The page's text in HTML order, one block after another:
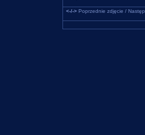
<-/->Poprzednie zdjęcie /